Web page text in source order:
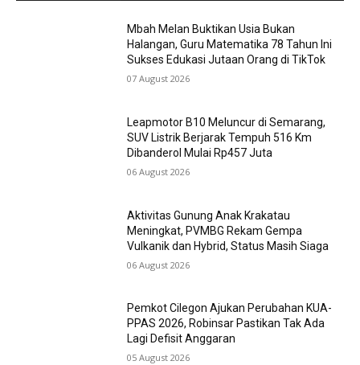
Mbah Melan Buktikan Usia Bukan
Halangan, Guru Matematika 78 Tahun Ini
Sukses Edukasi Jutaan Orang di TikTok
07 August 2026
Leapmotor B10 Meluncur di Semarang,
SUV Listrik Berjarak Tempuh 516 Km
Dibanderol Mulai Rp457 Juta
06 August 2026
Aktivitas Gunung Anak Krakatau
Meningkat, PVMBG Rekam Gempa
Vulkanik dan Hybrid, Status Masih Siaga
06 August 2026
Pemkot Cilegon Ajukan Perubahan KUA-
PPAS 2026, Robinsar Pastikan Tak Ada
Lagi Defisit Anggaran
05 August 2026